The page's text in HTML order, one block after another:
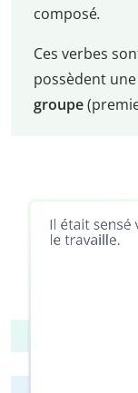
composé.
Ces verbes
possèdent une
groupe